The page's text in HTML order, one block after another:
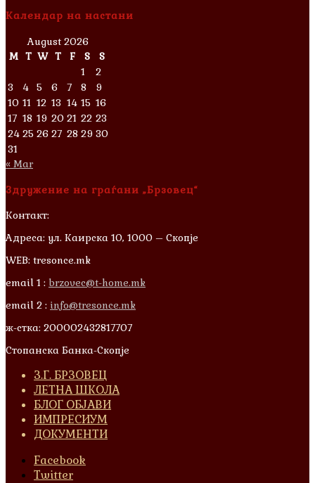
Календар на настани
August 2026
M T W T F S
S
1
2
3
4 5 6 7 8
9
10 11 12 13 14 15 16
17 18 19 20 21 22 23
24 25 26 27 28 29 30
31
« Mar
Здружение на граѓани „Брзовец“
Контакт:
Адреса: ул. Каирска 10, 1000 – Скопје
WEB: tresonce.mk
email 1 : brzovec@t-home.mk
email 2 : info@tresonce.mk
ж-стка: 200002432817707
Стопанска Банка-Скопје
З.Г. БРЗОВЕЦ
ЛЕТНА ШКОЛА
БЛОГ ОБЈАВИ
ИМПРЕСИУМ
ДОКУМЕНТИ
Facebook
Twitter